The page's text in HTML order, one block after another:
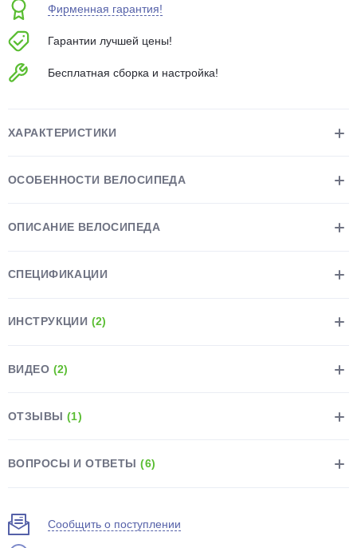
Фирменная гарантия!
Гарантии лучшей цены!
Бесплатная сборка и настройка!
ХАРАКТЕРИСТИКИ
ОСОБЕННОСТИ ВЕЛОСИПЕДА
ОПИСАНИЕ ВЕЛОСИПЕДА
СПЕЦИФИКАЦИИ
ИНСТРУКЦИИ (2)
ВИДЕО (2)
ОТЗЫВЫ (1)
ВОПРОСЫ И ОТВЕТЫ(6)
Сообщить о поступлении
Остались вопросы?